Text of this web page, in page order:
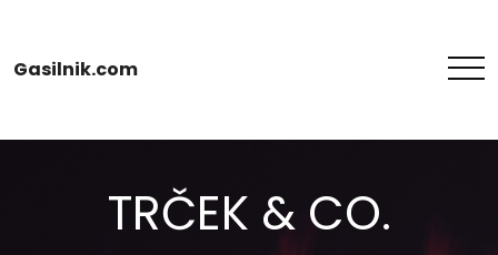
Gasilnik.com
TRČEK & CO.